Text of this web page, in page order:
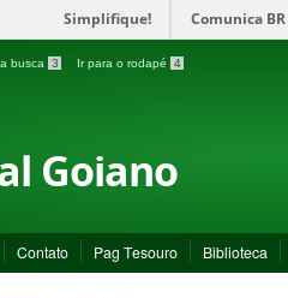
Simplifique! Comunica BR
busca 3 Ir para o rodapé 4
Goiano
Contato Pag Tesouro Biblioteca